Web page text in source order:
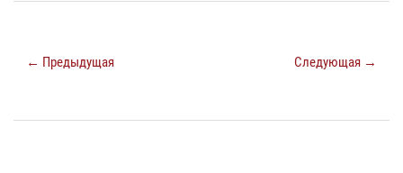
← Предыдущая Следующая →